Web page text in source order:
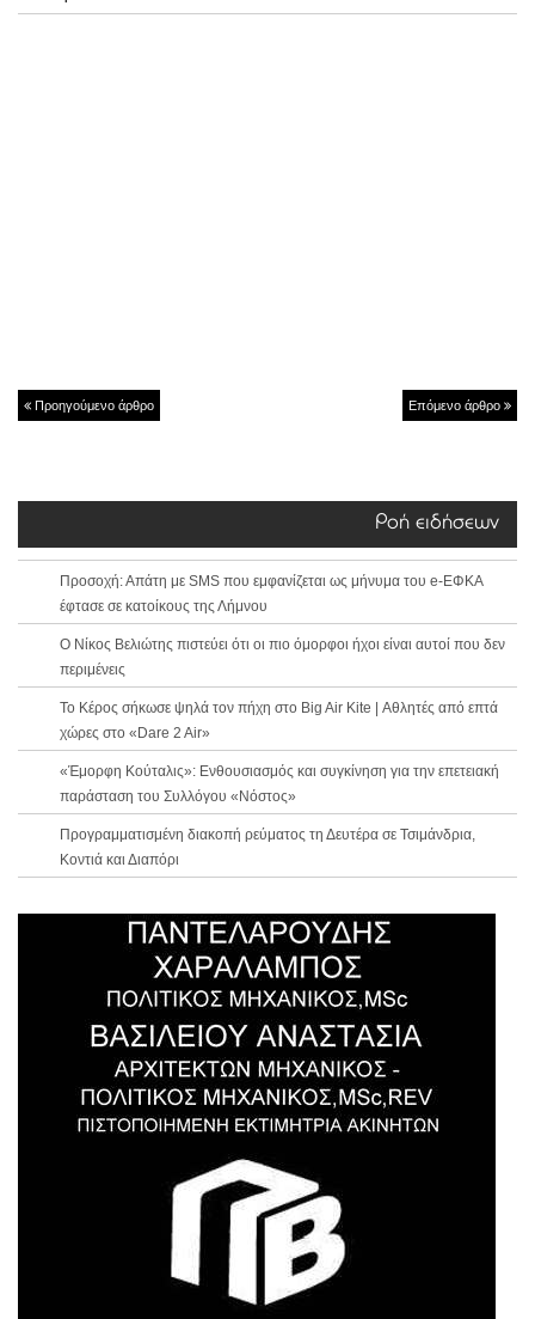
Προηγούμενο άρθρο Επόμενο άρθρο
Ροή ειδήσεων
Προσοχή: Απάτη με SMS που εμφανίζεται ως μήνυμα του e-ΕΦΚΑ
έφτασε σε κατοίκους της Λήμνου
Ο Νίκος Βελιώτης πιστεύει ότι οι πιο όμορφοι ήχοι είναι αυτοί που δεν
περιμένεις
Το Κέρος σήκωσε ψηλά τον πήχη στο Big Air Kite | Αθλητές από επτά
χώρες στο «Dare 2 Air»
«Έμορφη Κούταλις»: Ενθουσιασμός και συγκίνηση για την επετειακή
παράσταση του Συλλόγου «Νόστος»
Προγραμματισμένη διακοπή ρεύματος τη Δευτέρα σε Τσιμάνδρια,
Κοντιά και Διαπόρι